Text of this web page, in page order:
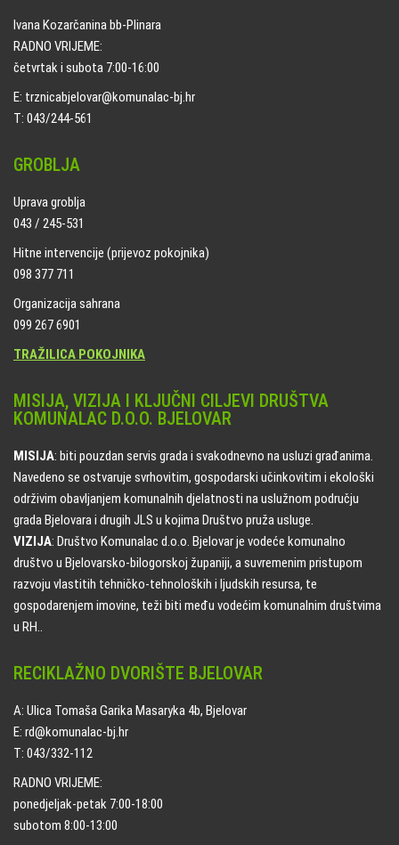
Ivana Kozarčanina bb-Plinara
RADNO VRIJEME:
četvrtak i subota 7:00-16:00
E: trznicabjelovar@komunalac-bj.hr
T: 043/244-561
GROBLJA
Uprava groblja
043 / 245-531
Hitne intervencije (prijevoz pokojnika)
098 377 711
Organizacija sahrana
099 267 6901
TRAŽILICA POKOJNIKA
MISIJA, VIZIJA I KLJUČNI CILJEVI DRUŠTVA
KOMUNALAC D.O.O. BJELOVAR
MISIJA: biti pouzdan servis grada i svakodnevno na usluzi građanima.
Navedeno se ostvaruje svrhovitim, gospodarski učinkovitim i ekološki
održivim obavljanjem komunalnih djelatnosti na uslužnom području
grada Bjelovara i drugih JLS u kojima Društvo pruža usluge.
VIZIJA: Društvo Komunalac d.o.o. Bjelovar je vodeće komunalno
društvo u Bjelovarsko-bilogorskoj županiji, a suvremenim pristupom
razvoju vlastitih tehničko-tehnoloških i ljudskih resursa, te
gospodarenjem imovine, teži biti među vodećim komunalnim društvima
u RH..
RECIKLAŽNO DVORIŠTE BJELOVAR
A: Ulica Tomaša Garika Masaryka 4b, Bjelovar
E: rd@komunalac-bj.hr
T: 043/332-112
RADNO VRIJEME:
ponedjeljak-petak 7:00-18:00
subotom 8:00-13:00